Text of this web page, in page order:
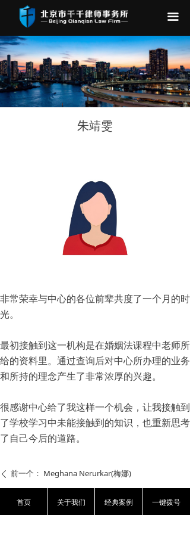
끀
朱靖雯
非常荣幸与中心的各位前辈共度了一个月的时
光。
最初接触到这一机构是在婚姻法课程中老师所
给的资料里。通过查询后对中心所办理的业务
和所持的理念产生了非常浓厚的兴趣。
很感谢中心给了我这样一个机会，让我接触到
了学校学习中未能接触到的知识，也重新思考
了自己今后的道路。
ꄴ 前一个： Meghana Nerurkar(梅娜)
后一个： 周楠
首页 关于我们 经典案例 一键拨号